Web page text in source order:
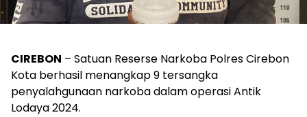
CIREBON – Satuan Reserse Narkoba Polres Cirebon
Kota berhasil menangkap 9 tersangka
penyalahgunaan narkoba dalam operasi Antik
Lodaya 2024.